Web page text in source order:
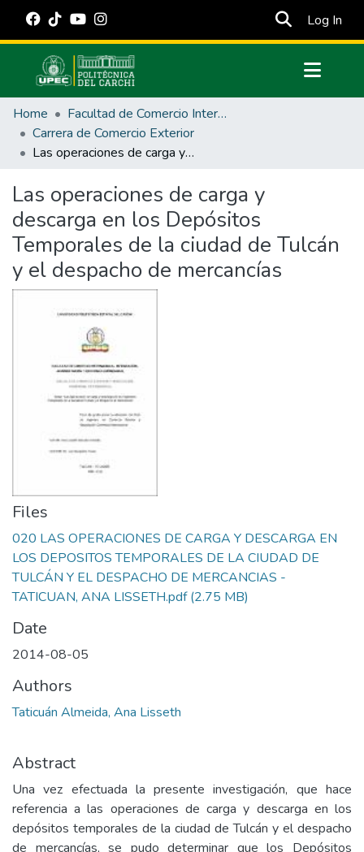
Log In
Communities & Collections
All of DSpace
Statistics
Estadísticas Externas
Manuales
Home
Facultad de Comercio Internacional, Integración, Administración y Economía Empresarial
Carrera de Comercio Exterior
Las operaciones de carga y descarga en los Depósitos Temporales de la ciudad de Tulcán y el despacho de mercancías
Las operaciones de carga y
descarga en los Depósitos
Temporales de la ciudad de Tulcán
y el despacho de mercancías
Files
020 LAS OPERACIONES DE CARGA Y DESCARGA EN
LOS DEPOSITOS TEMPORALES DE LA CIUDAD DE
TULCÁN Y EL DESPACHO DE MERCANCIAS -
TATICUAN, ANA LISSETH.pdf(2.75 MB)
Date
2014-08-05
Authors
Taticuán Almeida, Ana Lisseth
Abstract
Una vez efectuada la presente investigación, que hace
referencia a las operaciones de carga y descarga en los
depósitos temporales de la ciudad de Tulcán y el despacho
de mercancías, se pudo determinar que los Depósitos